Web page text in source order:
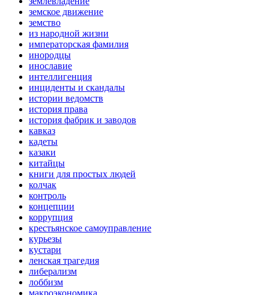
земское движение
земство
из народной жизни
императорская фамилия
инородцы
инославие
интеллигенция
инциденты и скандалы
истории ведомств
история права
история фабрик и заводов
кавказ
кадеты
казаки
китайцы
книги для простых людей
колчак
контроль
концепции
коррупция
крестьянское самоуправление
курьезы
кустари
ленская трагедия
либерализм
лоббизм